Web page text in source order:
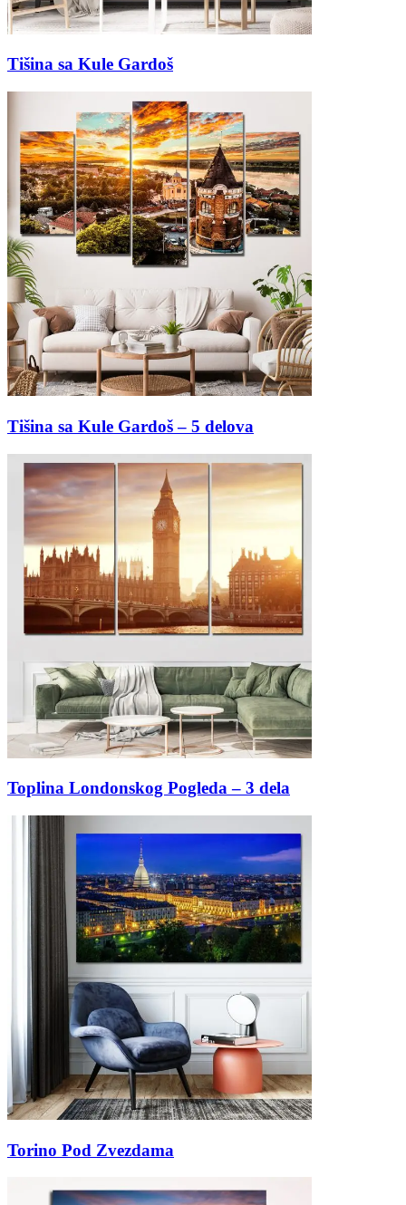
Tišina sa Kule Gardoš
Tišina sa Kule Gardoš – 5 delova
Toplina Londonskog Pogleda – 3 dela
Torino Pod Zvezdama